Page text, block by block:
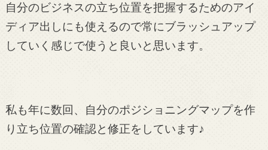
自分のビジネスの立ち位置を把握するためのアイ
ディア出しにも使えるので常にブラッシュアップ
していく感じで使うと良いと思います。
私も年に数回、自分のポジショニングマップを作
り立ち位置の確認と修正をしています♪